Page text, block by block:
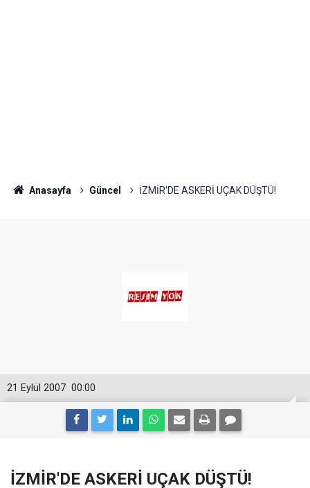
Anasayfa Güncel İZMİR'DE ASKERİ UÇAK DÜŞTÜ!
00:00
21 Eylül 2007
İZMİR'DE ASKERİ UÇAK DÜŞTÜ!